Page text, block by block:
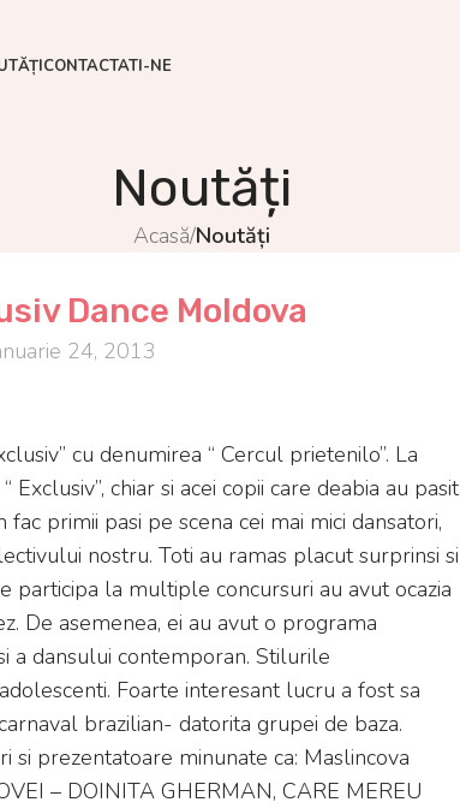
CONTACTATI-NE
Noutăți
Acasă/Noutăți
Dance Moldova
24, 2013
cu denumirea “ Cercul prietenilo”. La
chiar si acei copii care deabia au pasit
primii pasi pe scena cei mai mici dansatori,
nostru. Toti au ramas placut surprinsi si
participa la multiple concursuri au avut ocazia
De asemenea, ei au avut o programa
a dansului contemporan. Stilurile
Foarte interesant lucru a fost sa
brazilian- datorita grupei de baza.
si prezentatoare minunate ca: Maslincova
– DOINITA GHERMAN, CARE MEREU